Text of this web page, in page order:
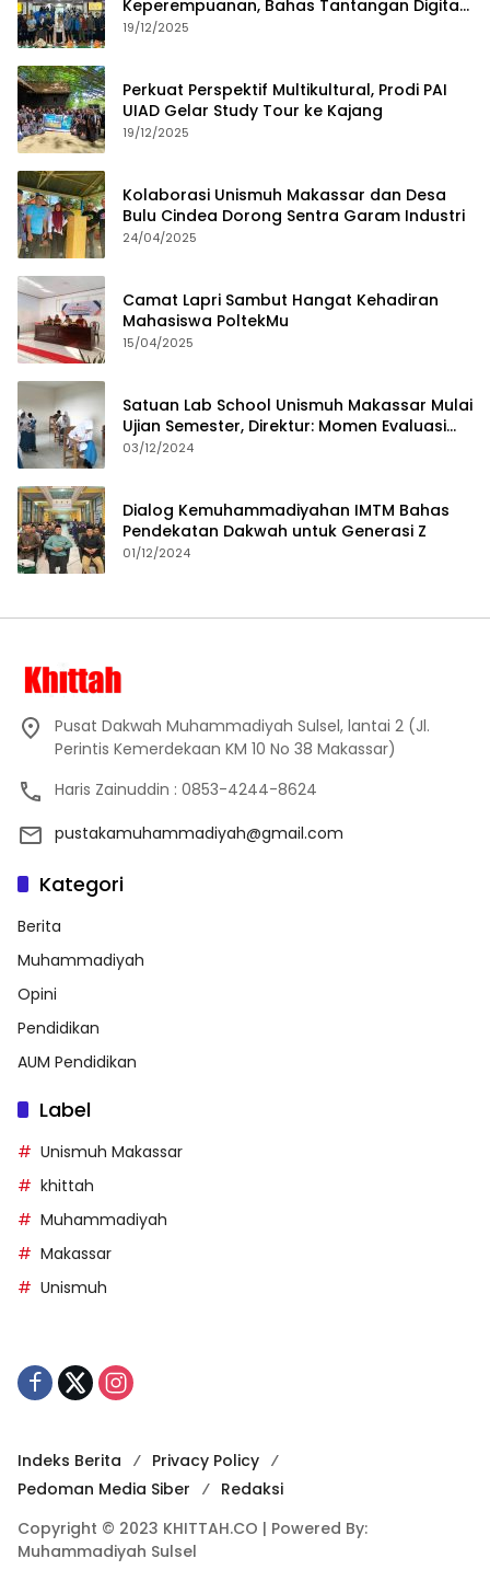
Keperempuanan, Bahas Tantangan Digital
dan Budaya Lokal
19/12/2025
Perkuat Perspektif Multikultural, Prodi PAI
UIAD Gelar Study Tour ke Kajang
19/12/2025
Kolaborasi Unismuh Makassar dan Desa
Bulu Cindea Dorong Sentra Garam Industri
24/04/2025
Camat Lapri Sambut Hangat Kehadiran
Mahasiswa PoltekMu
15/04/2025
Satuan Lab School Unismuh Makassar Mulai
Ujian Semester, Direktur: Momen Evaluasi
Proses Pembelajaran
03/12/2024
Dialog Kemuhammadiyahan IMTM Bahas
Pendekatan Dakwah untuk Generasi Z
01/12/2024
Pusat Dakwah Muhammadiyah Sulsel, lantai 2 (Jl.
Perintis Kemerdekaan KM 10 No 38 Makassar)
Haris Zainuddin : 0853-4244-8624
pustakamuhammadiyah@gmail.com
Kategori
Berita
Muhammadiyah
Opini
Pendidikan
AUM Pendidikan
Label
Unismuh Makassar
khittah
Muhammadiyah
Makassar
Unismuh
Indeks Berita
Privacy Policy
Pedoman Media Siber
Redaksi
Copyright © 2023 KHITTAH.CO | Powered By:
Muhammadiyah Sulsel